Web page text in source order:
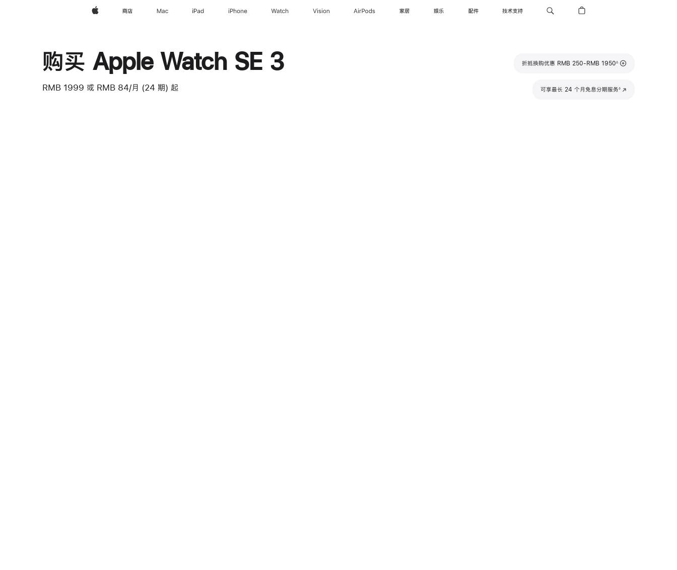
Apple 商店 Mac iPad iPhone Watch Vision AirPods 家居 娱乐 配件 技术支持
购买 Apple Watch SE 3
RMB 1999 或 RMB 84/月 (24 期) 起
折抵换购优惠 RMB 250-RMB 1950注
∆
可享最长 24 个月免息分期服务注
◊
(在